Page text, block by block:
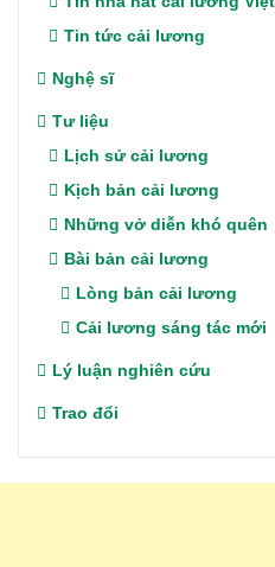
Tin tức cải lương
Nghệ sĩ
Tư liệu
Lịch sử cải lương
Kịch bản cải lương
Những vở diễn khó quên
Bài bản cải lương
Lòng bản cải lương
Cải lương sáng tác mới
Lý luận nghiên cứu
Trao đổi